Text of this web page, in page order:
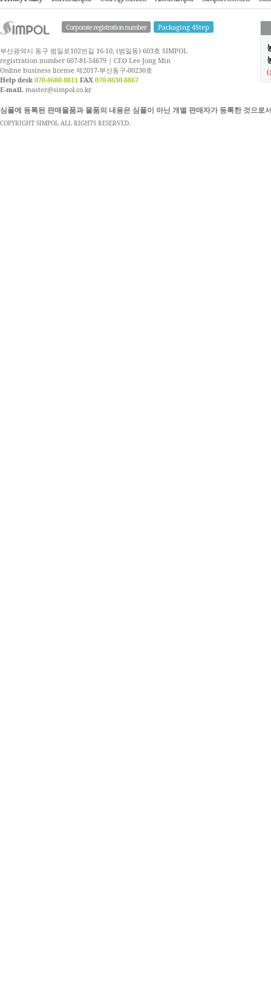
Corporate registration number Packaging 4Step
부산광역시 동구 범일로102번길 16-10, (범일동) 603호 SIMPOL
registration number 607-81-54679 | CEO Lee Jong Min
Online business license 제2017-부산동구-00230호
Help desk 070-8680-8811 FAX 070-8630-8867
E-mail. master@simpol.co.kr
(
심폴에 등록된 판매물품과 물품의 내용은 심폴이 아닌 개별 판매자가 등록한 것으
COPYRIGHT SIMPOL ALL RIGHTS RESERVED.